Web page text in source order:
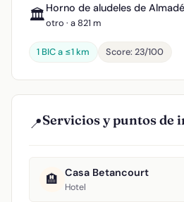
🏛️Horno de aludeles de
otro · a 821 m
1 BIC a ≤1 km Score: 23/100
📍Servicios y puntos de
🏨 Casa Betancourt
Hotel